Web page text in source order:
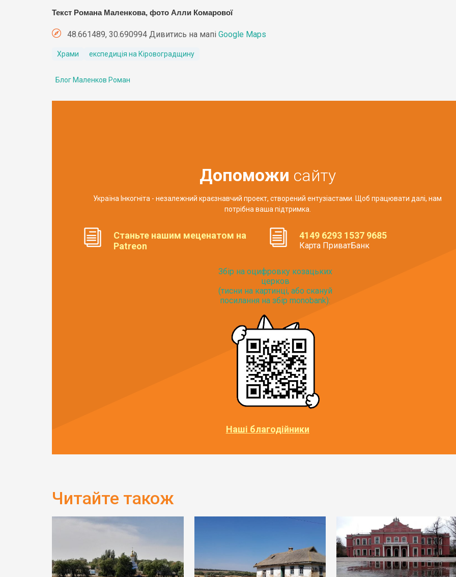
Текст Романа Маленкова, фото Алли Комарової
48.661489, 30.690994 Дивитись на мапі Google Maps
Храми експедиція на Кіровоградщину
Блог Маленков Роман
Допоможи сайту
Україна Інкогніта - незалежний краєзнавчий проект, створений ентузіастами. Щоб працювати далі, нам
потрібна ваша підтримка.
Станьте нашим меценатом на
Patreon
4149 6293 1537 9685
Карта ПриватБанк
Збір на оцифровку козацьких
церков
(тисни на картинці, або скануй
посилання на збір monobank):
Наші благодійники
Читайте також